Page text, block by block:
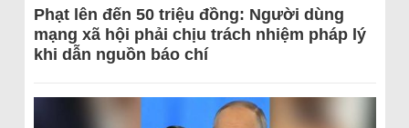
Phạt lên đến 50 triệu đồng: Người dùng
mạng xã hội phải chịu trách nhiệm pháp lý
khi dẫn nguồn báo chí